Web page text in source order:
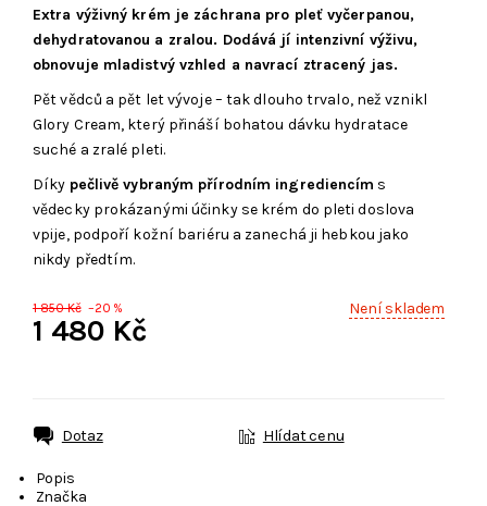
Extra výživný krém je záchrana pro pleť vyčerpanou,
dehydratovanou a zralou. Dodává jí intenzivní výživu,
obnovuje mladistvý vzhled a navrací ztracený jas.
Pět vědců a pět let vývoje – tak dlouho trvalo, než vznikl
Glory Cream, který přináší bohatou dávku hydratace
suché a zralé pleti.
Díky pečlivě vybraným přírodním ingrediencím s
vědecky prokázanými účinky se krém do pleti doslova
vpije, podpoří kožní bariéru a zanechá ji hebkou jako
nikdy předtím.
1 850 Kč –20 % Není skladem
1 480 Kč
Dotaz Hlídat cenu
Popis
Značka